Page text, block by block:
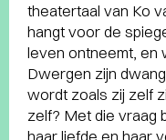
theatertaal van Ko
hangt voor de
leven ontneemt, en
Dwergen zijn
wordt zoals zij zelf
zelf? Met die vraag
haar liefde en haar